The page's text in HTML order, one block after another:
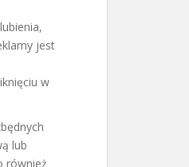
jest
w
lub
również